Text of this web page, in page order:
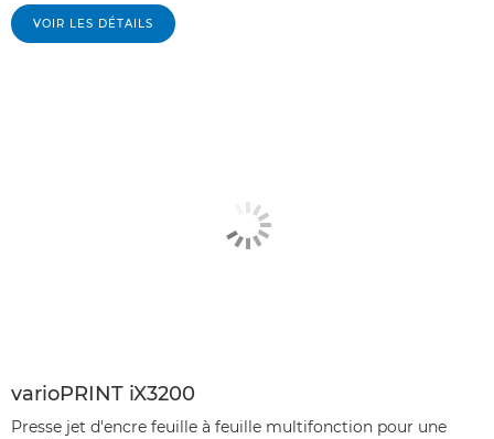
VOIR LES DÉTAILS
varioPRINT iX3200
Presse jet d'encre feuille à feuille multifonction pour une